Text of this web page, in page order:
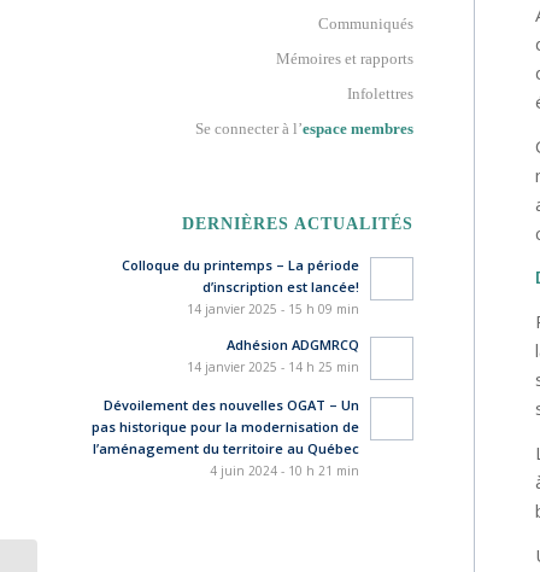
Communiqués
Mémoires et rapports
Infolettres
Se connecter à l’espace membres
DERNIÈRES ACTUALITÉS
Colloque du printemps – La période
d’inscription est lancée!
14 janvier 2025 - 15 h 09 min
Adhésion ADGMRCQ
14 janvier 2025 - 14 h 25 min
Dévoilement des nouvelles OGAT – Un
pas historique pour la modernisation de
l’aménagement du territoire au Québec
4 juin 2024 - 10 h 21 min